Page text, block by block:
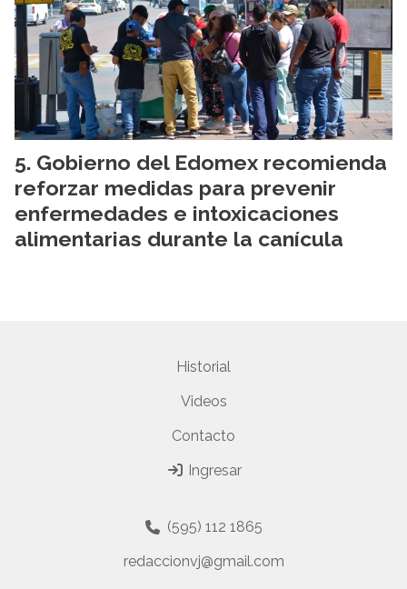
Gobierno del Edomex recomienda
reforzar medidas para prevenir
enfermedades e intoxicaciones
alimentarias durante la canícula
Historial
Videos
Contacto
Ingresar
(595) 112 1865
redaccionvj@gmail.com